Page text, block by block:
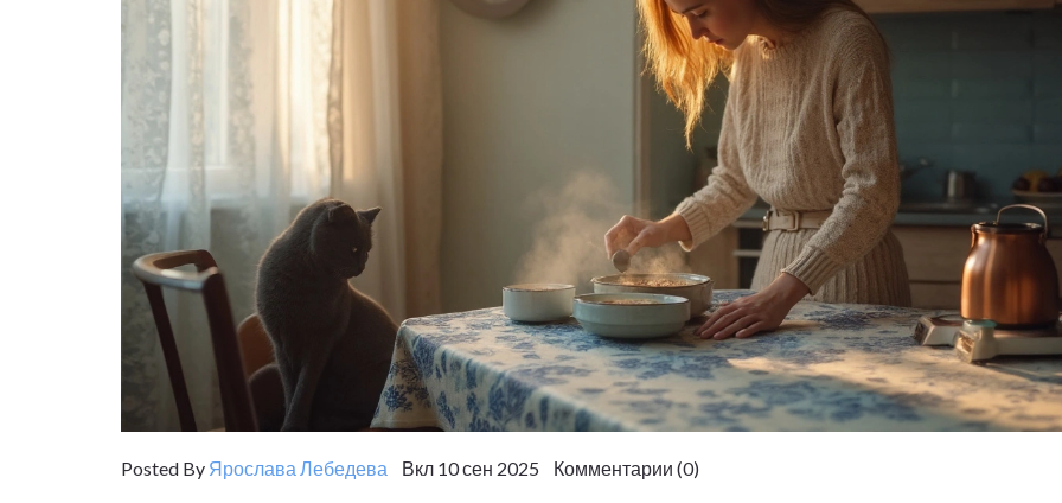
Posted By Ярослава Лебедева Вкл 10 сен 2025 Комментарии (0)